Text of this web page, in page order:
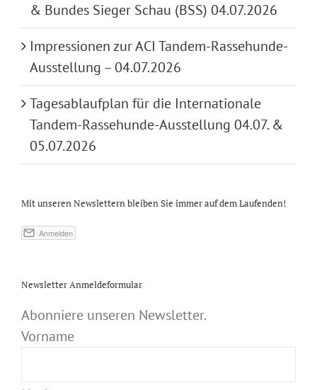
& Bundes Sieger Schau (BSS) 04.07.2026
Impressionen zur ACI Tandem-Rassehunde-
Ausstellung – 04.07.2026
Tagesablaufplan für die Internationale
Tandem-Rassehunde-Ausstellung 04.07. &
05.07.2026
Mit unseren Newslettern bleiben Sie immer auf dem Laufenden!
Newsletter Anmeldeformular
Abonniere unseren Newsletter.
Vorname